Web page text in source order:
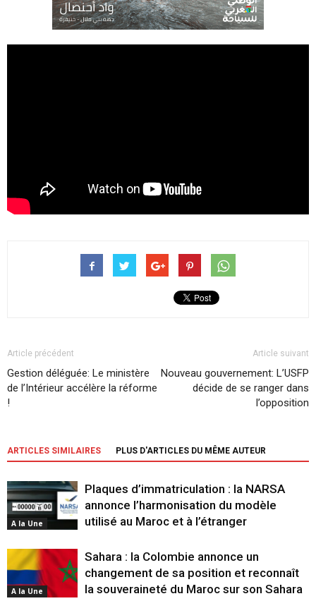
Article précédent
Gestion déléguée: Le ministère
de l’Intérieur accélère la réforme
!
Article suivant
Nouveau gouvernement: L’USFP
décide de se ranger dans
l’opposition
ARTICLES SIMILAIRES PLUS D'ARTICLES DU MÊME AUTEUR
A la Une
Plaques d’immatriculation : la NARSA
annonce l’harmonisation du modèle
utilisé au Maroc et à l’étranger
A la Une
Sahara : la Colombie annonce un
changement de sa position et reconnaît
la souveraineté du Maroc sur son Sahara